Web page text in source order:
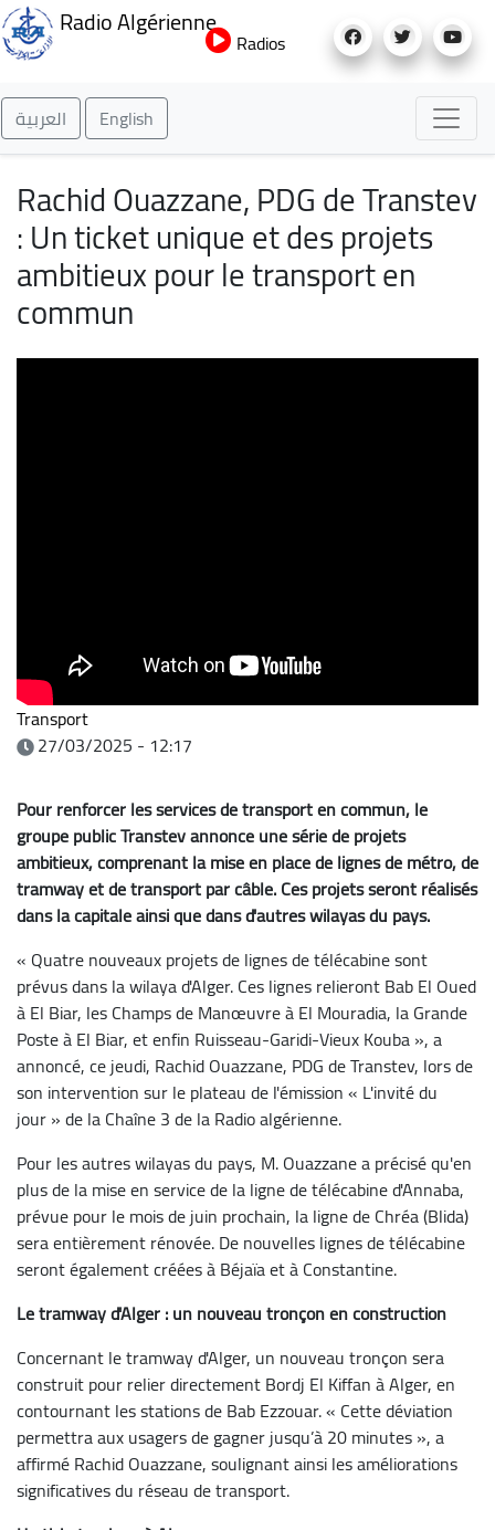
au
Radio Algérienne
Radios
العربية English
Rachid Ouazzane, PDG de Transtev
: Un ticket unique et des projets
ambitieux pour le transport en
commun
Transport
27/03/2025 - 12:17
Pour renforcer les services de transport en commun, le
groupe public Transtev annonce une série de projets
ambitieux, comprenant la mise en place de lignes de métro, de
tramway et de transport par câble. Ces projets seront réalisés
dans la capitale ainsi que dans d'autres wilayas du pays.
« Quatre nouveaux projets de lignes de télécabine sont
prévus dans la wilaya d'Alger. Ces lignes relieront Bab El Oued
à El Biar, les Champs de Manœuvre à El Mouradia, la Grande
Poste à El Biar, et enfin Ruisseau-Garidi-Vieux Kouba », a
annoncé, ce jeudi, Rachid Ouazzane, PDG de Transtev, lors de
son intervention sur le plateau de l'émission « L'invité du
jour » de la Chaîne 3 de la Radio algérienne.
Pour les autres wilayas du pays, M. Ouazzane a précisé qu'en
plus de la mise en service de la ligne de télécabine d'Annaba,
prévue pour le mois de juin prochain, la ligne de Chréa (Blida)
sera entièrement rénovée. De nouvelles lignes de télécabine
seront également créées à Béjaïa et à Constantine.
Le tramway d'Alger : un nouveau tronçon en construction
Concernant le tramway d'Alger, un nouveau tronçon sera
construit pour relier directement Bordj El Kiffan à Alger, en
contournant les stations de Bab Ezzouar. « Cette déviation
permettra aux usagers de gagner jusqu’à 20 minutes », a
affirmé Rachid Ouazzane, soulignant ainsi les améliorations
significatives du réseau de transport.